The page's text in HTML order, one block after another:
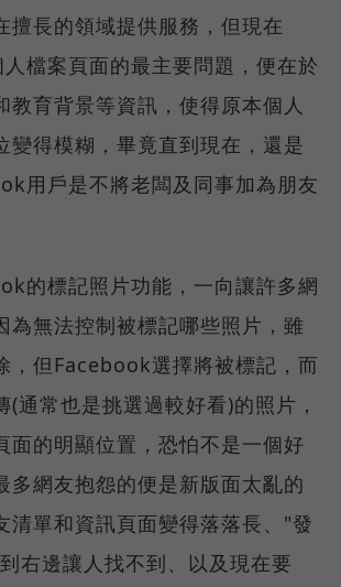
擅長的領域提供服務，但現在
檔案頁面的最主要問題，便在於
教育背景等資訊，使得原本個人
變得模糊，畢竟直到現在，還是
用戶是不將老闆及同事加為朋友
的標記照片功能，一向讓許多網
為無法控制被標記哪些照片，雖
，但Facebook選擇將被標記，而
(通常也是挑選過較好看)的照片，
面的明顯位置，恐怕不是一個好
多網友抱怨的便是新版面太亂的
清單和資訊頁面變得落落長、"發
右邊讓人找不到、以及現在要